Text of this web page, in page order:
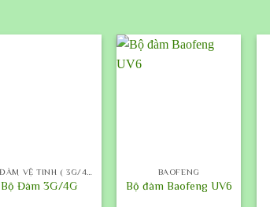
Bộ Đàm 3G/4G
BAOFENG
Bộ đàm Baofeng UV6